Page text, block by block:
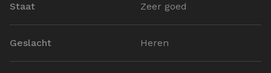
Staat Zeer goed
Geslacht Heren